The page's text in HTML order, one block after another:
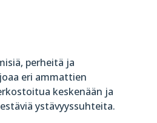
perheitä ja
eri ammattien
keskenään ja
ystävyyssuhteita.